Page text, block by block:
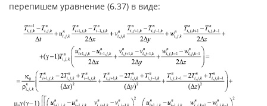
перепишем уравнение (6.37) в виде: